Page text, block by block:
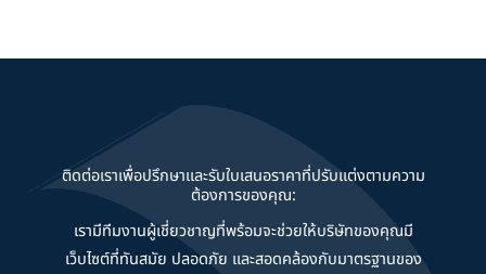
ติดต่อเราเพื่อปรึกษาและรับใบเสนอราคาที่ปรับแต่งตามความ
ต้องการของคุณ:
เรามีทีมงานผู้เชี่ยวชาญที่พร้อมจะช่วยให้บริษัทของคุณมี
เว็บไซต์ที่ทันสมัย ปลอดภัย และสอดคล้องกับมาตรฐานของ